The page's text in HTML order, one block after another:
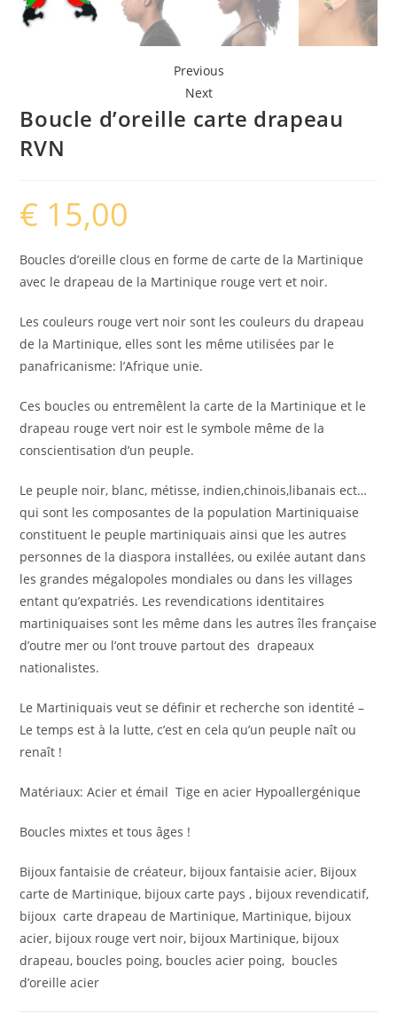
Previous
Next
Boucle d’oreille carte drapeau
RVN
€ 15,00
Boucles d’oreille clous en forme de carte de la Martinique
avec le drapeau de la Martinique rouge vert et noir.
Les couleurs rouge vert noir sont les couleurs du drapeau
de la Martinique, elles sont les même utilisées par le
panafricanisme: l’Afrique unie.
Ces boucles ou entremêlent la carte de la Martinique et le
drapeau rouge vert noir est le symbole même de la
conscientisation d’un peuple.
Le peuple noir, blanc, métisse, indien,chinois,libanais ect…
qui sont les composantes de la population Martiniquaise
constituent le peuple martiniquais ainsi que les autres
personnes de la diaspora installées, ou exilée autant dans
les grandes mégalopoles mondiales ou dans les villages
entant qu’expatriés. Les revendications identitaires
martiniquaises sont les même dans les autres îles française
d’outre mer ou l’ont trouve partout des drapeaux
nationalistes.
Le Martiniquais veut se définir et recherche son identité –
Le temps est à la lutte, c’est en cela qu’un peuple naît ou
renaît !
Matériaux: Acier et émail Tige en acier Hypoallergénique
Boucles mixtes et tous âges !
Bijoux fantaisie de créateur, bijoux fantaisie acier, Bijoux
carte de Martinique, bijoux carte pays , bijoux revendicatif,
bijoux carte drapeau de Martinique, Martinique, bijoux
acier, bijoux rouge vert noir, bijoux Martinique, bijoux
drapeau, boucles poing, boucles acier poing, boucles
d’oreille acier